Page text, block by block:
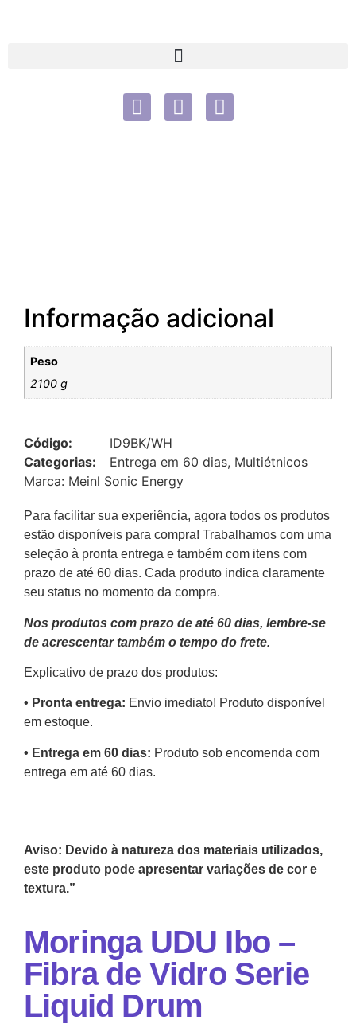
Informação adicional
Peso
2100 g
Código:
ID9BK/WH
Categorias:
Entrega em 60 dias, Multiétnicos
Marca: Meinl Sonic Energy
Para facilitar sua experiência, agora todos os produtos
estão disponíveis para compra! Trabalhamos com uma
seleção à pronta entrega e também com itens com
prazo de até 60 dias. Cada produto indica claramente
seu status no momento da compra.
Nos produtos com prazo de até 60 dias, lembre-se
de acrescentar também o tempo do frete.
Explicativo de prazo dos produtos:
•⁠ ⁠Pronta entrega: Envio imediato! Produto disponível
em estoque.
•⁠ Entrega em 60 dias: Produto sob encomenda com
entrega em até 60 dias.
Aviso: Devido à natureza dos materiais utilizados,
este produto pode apresentar variações de cor e
textura.”
Moringa UDU Ibo –
Fibra de Vidro Serie
Liquid Drum